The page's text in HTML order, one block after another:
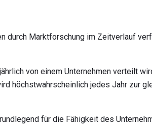
durch Marktforschung im Zeitverlauf
von einem Unternehmen verteilt
höchstwahrscheinlich jedes Jahr zur
für die Fähigkeit des